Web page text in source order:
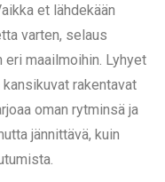
et lähdekään
varten, selaus
maailmoihin. Lyhyet
rakentavat
oman rytminsä ja
jännittävä, kuin